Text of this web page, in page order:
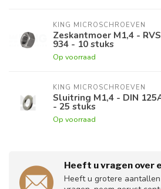
KING MICROSCHROEVEN
Zeskantmoer M1,4 -
934 - 10 stuks
Op voorraad
KING MICROSCHROEVEN
Sluitring M1,4 - DIN
- 25 stuks
Op voorraad
Heeft u vragen over
Heeft u grotere